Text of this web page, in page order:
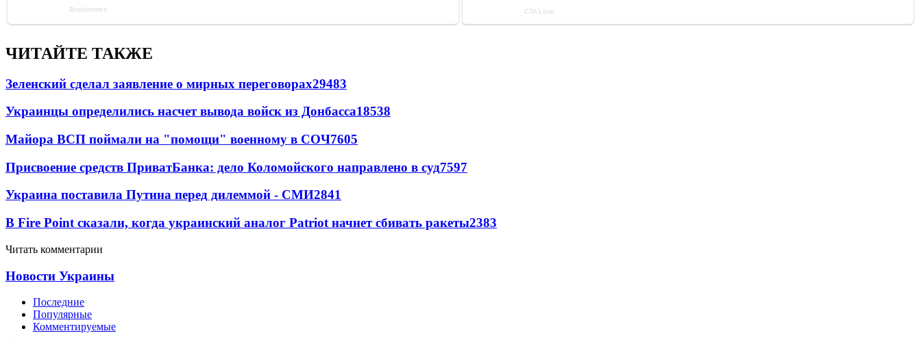
ЧИТАЙТЕ ТАКЖЕ
Зеленский сделал заявление о мирных переговорах29483
Украинцы определились насчет вывода войск из Донбасса18538
Майора ВСП поймали на "помощи" военному в СОЧ7605
Присвоение средств ПриватБанка: дело Коломойского направлено в суд7597
Украина поставила Путина перед дилеммой - СМИ2841
В Fire Point сказали, когда украинский аналог Patriot начнет сбивать ракеты2383
Читать комментарии
Новости Украины
Последние
Популярные
Комментируемые